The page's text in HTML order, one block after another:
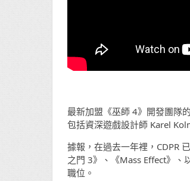
最新加盟《巫師 4》開發團隊
包括資深遊戲設計師 Karel
據報，在過去一年裡，CDPR
之門 3》、《Mass Effect》、
職位。